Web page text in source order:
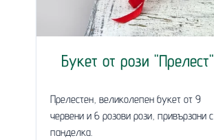
Букет от рози "Прелест"
Прелестен, великолепен букет от 9
червени и 6 розови рози, привързани с
панделка.